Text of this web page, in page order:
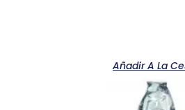
Añadir A La